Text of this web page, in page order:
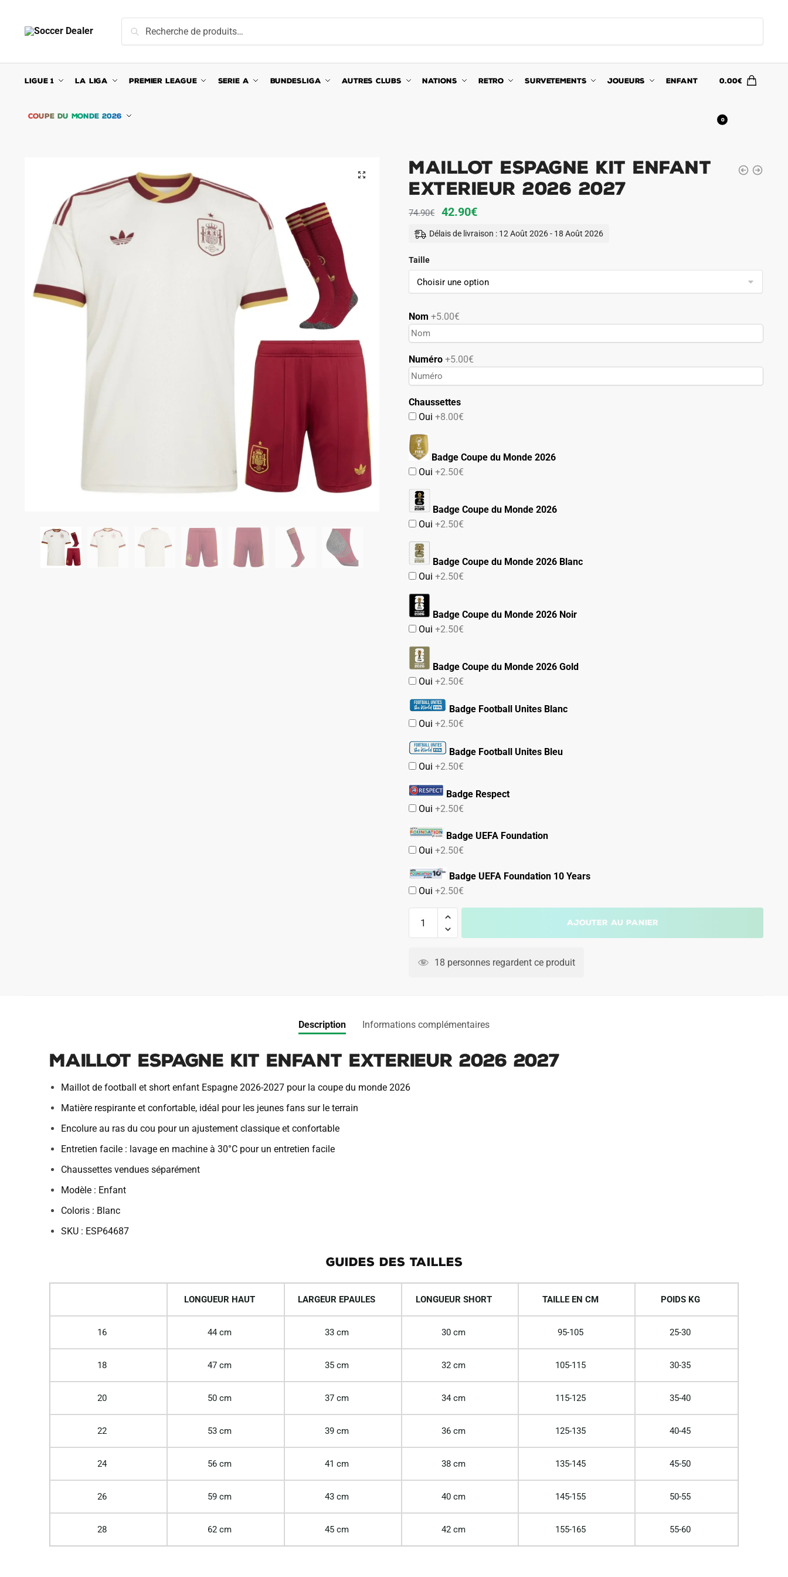
navigation
content
pour :
Recherche
LIGUE 1 LA LIGA PREMIER LEAGUE SERIE A BUNDESLIGA AUTRES CLUBS NATIONS RETRO SURVETEMENTS JOUEURS ENFANT
COUPE DU MONDE 2026
0.00€
0
🔍
Maillot Espagne Kit Enfant
Exterieur 2026 2027
74.90€
Le
prix
74.90€.
42.90€Le
prix
42.90€.
Délais de livraison : 12 Août 2026 - 18 Août 2026
Taille
Nom +5.00€
Numéro+5.00€
Chaussettes
Oui+8.00€
Badge Coupe du Monde 2026
Oui+2.50€
Badge Coupe du Monde 2026
Oui+2.50€
Badge Coupe du Monde 2026 Blanc
Oui+2.50€
Badge Coupe du Monde 2026 Noir
Oui+2.50€
Badge Coupe du Monde 2026 Gold
Oui+2.50€
Badge Football Unites Blanc
Oui+2.50€
Badge Football Unites Bleu
Oui+2.50€
Badge Respect
Oui+2.50€
Badge UEFA Foundation
Oui+2.50€
Badge UEFA Foundation 10 Years
Oui+2.50€
Espagne
Ajouter au panier
i
e
18 personnes regardent ce produit
Description Informations complémentaires
Maillot Espagne Kit Enfant Exterieur 2026 2027
Maillot de football et short enfant Espagne 2026-2027 pour la coupe du monde 2026
Matière respirante et confortable, idéal pour les jeunes fans sur le terrain
Encolure au ras du cou pour un ajustement classique et confortable
Entretien facile : lavage en machine à 30°C pour un entretien facile
Chaussettes vendues séparément
Modèle : Enfant
Coloris : Blanc
SKU : ESP64687
GUIDES DES TAILLES
LONGUEUR HAUT LARGEUR EPAULES LONGUEUR SHORT TAILLE EN CM POIDS KG
16 44 cm 33 cm 30 cm 95-105 25-30
18 47 cm 35 cm 32 cm 105-115 30-35
20 50 cm 37 cm 34 cm 115-125 35-40
22 53 cm 39 cm 36 cm 125-135 40-45
24 56 cm 41 cm 38 cm 135-145 45-50
26 59 cm 43 cm 40 cm 145-155 50-55
28 62 cm 45 cm 42 cm 155-165 55-60